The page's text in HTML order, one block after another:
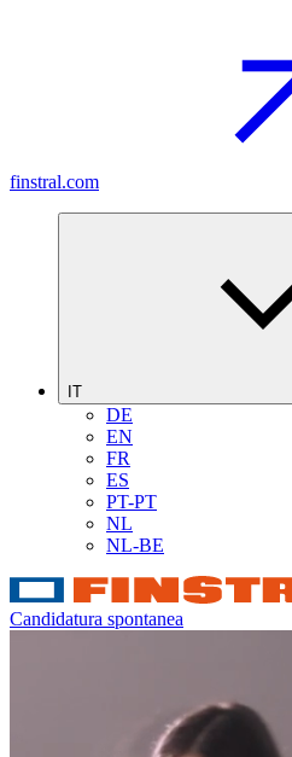
finstral.com
IT
DE
EN
FR
ES
PT-PT
NL
NL-BE
Candidatura spontanea